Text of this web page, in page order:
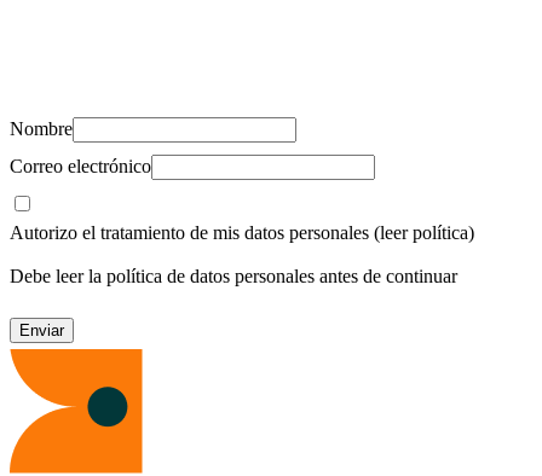
Nombre
Correo electrónico
Autorizo el tratamiento de mis datos personales (leer política)
Debe leer la política de datos personales antes de continuar